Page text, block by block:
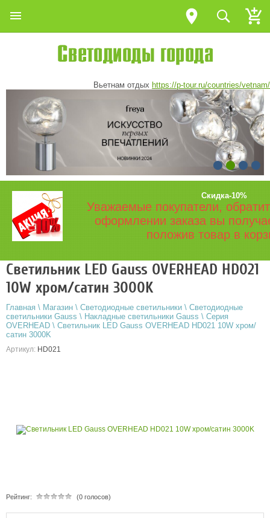
Вьетнам отдых https://p-tour.ru/countries/vetnam/
Скидка-10%
Уважаемые покупатели,
оформлении заказа вы
положив товар в
Светильник LED Gauss OVERHEAD HD021
10W хром/сатин 3000K
Главная \ Магазин \ Светодиодные светильники \ Светодиодные
светильники Gauss \ Накладные светильники Gauss \ Серия
OVERHEAD \ Светильник LED Gauss OVERHEAD HD021 10W хром/
сатин 3000K
Артикул: HD021
Рейтинг: (0 голосов)